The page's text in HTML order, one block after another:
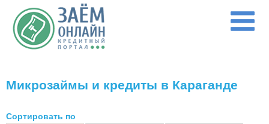
Перейти к основному содержанию
Микрозаймы и кредиты в Караганде
Сортировать по